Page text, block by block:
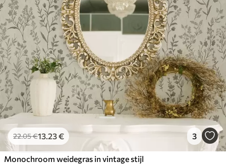
22.05€13.23€ 3
Monochroom weidegras in vintage stijl